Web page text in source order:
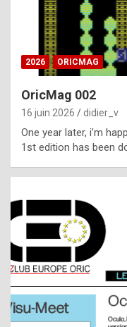
2026 ORICMAG
OricMag 002
16 juin 2026 didier_v
One year later, i’m
1st edition has been